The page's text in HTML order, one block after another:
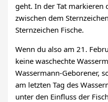
geht. In der Tat markieren
zwischen dem
Sternzeichen Fische.
Wenn du also am 21.
keine waschechte
Wassermann-Geborener,
am letzten Tag des
unter den Einfluss der